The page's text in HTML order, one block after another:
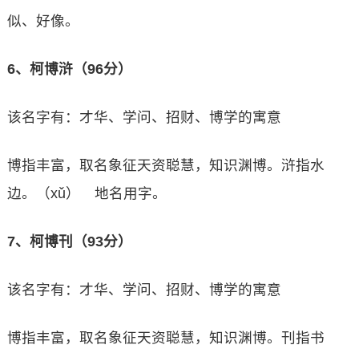
似、好像。
6、柯博浒（96分）
该名字有：才华、学问、招财、博学的寓意
博指丰富，取名象征天资聪慧，知识渊博。浒指水
边。（xǔ） 地名用字。
7、柯博刊（93分）
该名字有：才华、学问、招财、博学的寓意
博指丰富，取名象征天资聪慧，知识渊博。刊指书